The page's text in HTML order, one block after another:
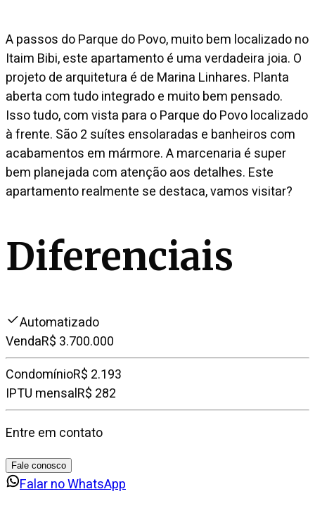
A passos do Parque do Povo, muito bem localizado no
Itaim Bibi, este apartamento é uma verdadeira joia. O
projeto de arquitetura é de Marina Linhares. Planta
aberta com tudo integrado e muito bem pensado.
Isso tudo, com vista para o Parque do Povo localizado
à frente. São 2 suítes ensolaradas e banheiros com
acabamentos em mármore. A marcenaria é super
bem planejada com atenção aos detalhes. Este
apartamento realmente se destaca, vamos visitar?
Diferenciais
Automatizado
VendaR$ 3.700.000
CondomínioR$ 2.193
IPTU mensalR$ 282
Entre em contato
Fale conosco
Falar no WhatsApp